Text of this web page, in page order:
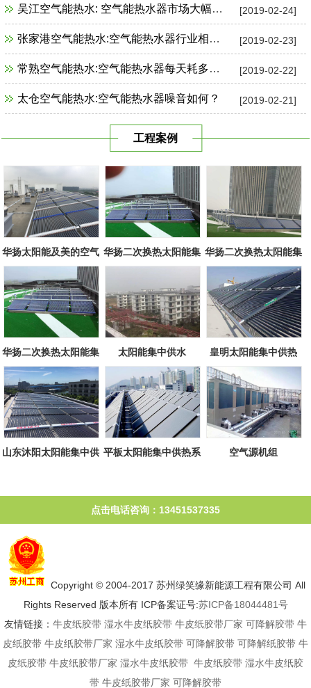
[2019-02-24]
吴江空气能热水: 空气能热水器市场大幅增长
[2019-02-23]
张家港空气能热水:空气能热水器行业相关政策一览
[2019-02-22]
常熟空气能热水:空气能热水器每天耗多少电？
[2019-02-21]
太仓空气能热水:空气能热水器噪音如何？
工程案例
华扬太阳能及美的空气 华扬二次换热太阳能集 华扬二次换热太阳能集
中系统
华扬二次换热太阳能集
中系统
太阳能集中供水 皇明太阳能集中供热
山东沐阳太阳能集中供 平板太阳能集中供热系
空气源机组
点击电话咨询：13451537335
Copyright © 2004-2017 苏州绿笑缘新能源工程有限公司 All
Rights Reserved 版本所有 ICP备案证号:苏ICP备18044481号
友情链接： 牛皮纸胶带 湿水牛皮纸胶带 牛皮纸胶带厂家 可降解胶带 牛
皮纸胶带 牛皮纸胶带厂家 湿水牛皮纸胶带 可降解胶带 可降解纸胶带 牛
皮纸胶带 牛皮纸胶带厂家 湿水牛皮纸胶带 牛皮纸胶带 湿水牛皮纸胶
带 牛皮纸胶带厂家 可降解胶带